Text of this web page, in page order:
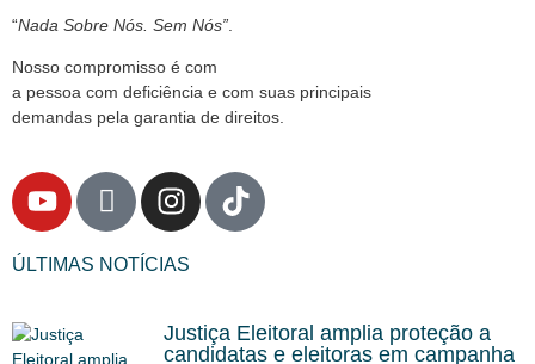
“Nada Sobre Nós. Sem Nós”
Nosso compromisso é com
a pessoa com deficiência e com suas principais
demandas pela garantia de direitos.
ÚLTIMAS NOTÍCIAS
Justiça Eleitoral amplia proteção a
candidatas e eleitoras em campanha